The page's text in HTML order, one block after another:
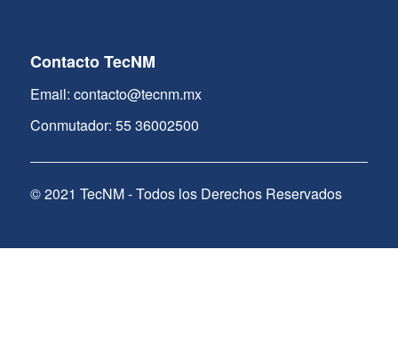
Contacto TecNM
Email: contacto@tecnm.mx
Conmutador: 55 36002500
© 2021 TecNM - Todos los Derechos Reservados